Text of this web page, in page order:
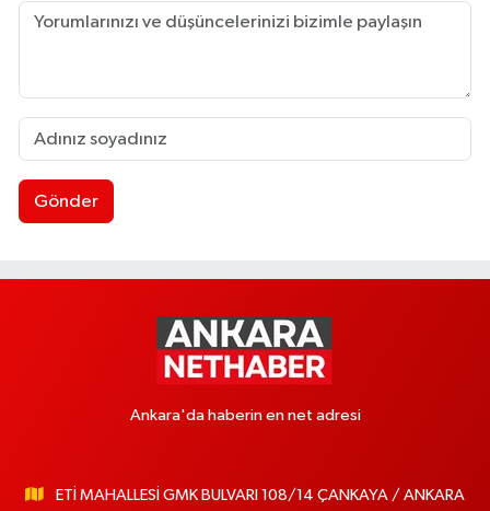
Gönder
Ankara'da haberin en net adresi
ETİ MAHALLESİ GMK BULVARI 108/14 ÇANKAYA / ANKARA